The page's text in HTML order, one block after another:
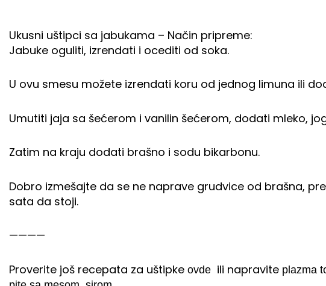
Ukusni uštipci sa jabukama – Način pripreme:
Jabuke oguliti, izrendati i ocediti od soka.
U ovu smesu možete izrendati koru od jednog limuna ili
Umutiti jaja sa šećerom i vanilin šećerom, dodati mleko,
Zatim na kraju dodati brašno i sodu bikarbonu.
Dobro izmešajte da se ne naprave grudvice od brašna,
sata da stoji.
————
Proverite još recepata za uštipke ovde ili napravite plazma